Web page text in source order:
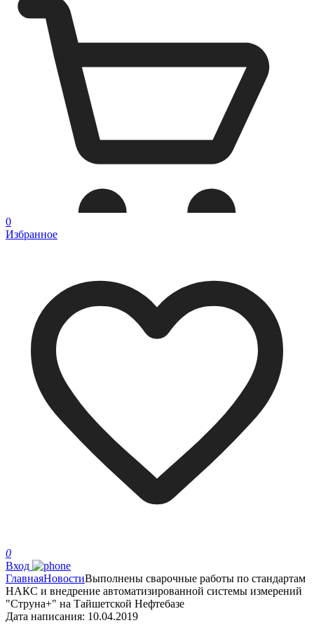
0
Избранное
0
Вход
ГлавнаяНовостиВыполнены сварочные работы по стандартам
НАКС и внедрение автоматизированной системы измерений
"Струна+" на Тайшетской Нефтебазе
Дата написания: 10.04.2019